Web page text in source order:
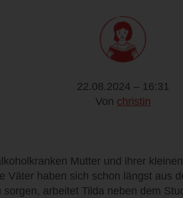
22.08.2024 – 16:31
Von christin
Mutter und ihrer
Väter haben sich schon längst aus
sorgen, arbeitet Tilda neben dem